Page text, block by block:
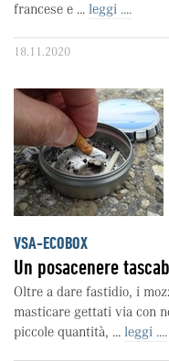
francese e ... leggi ....
18.11.2020
VSA-ECOBOX
Un posacenere
Oltre a dare fastidio, i
masticare gettati via con
piccole quantità, ... leggi ....